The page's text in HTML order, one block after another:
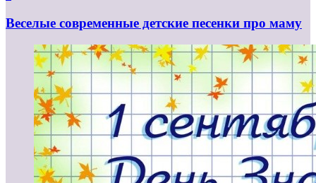
Веселые современные детские песенки про маму